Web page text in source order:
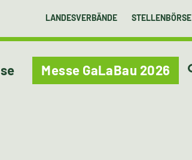
LANDESVERBÄNDE STELLENBÖRSE
Messe GaLaBau 2026